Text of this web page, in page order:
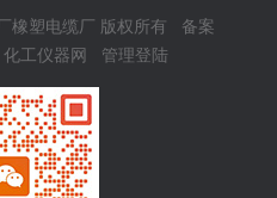
橡塑电缆厂 版权所有 备案
化工仪器网 管理登陆